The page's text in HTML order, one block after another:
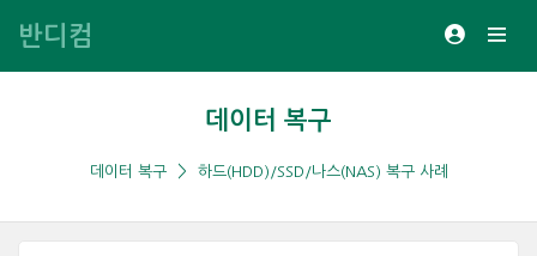
반디컴
데이터 복구
데이터 복구 하드(HDD)/SSD/나스(NAS) 복구 사례